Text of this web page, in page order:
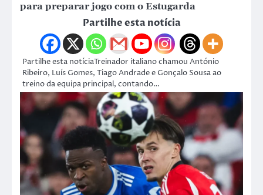
para preparar jogo com o Estugarda
Partilhe esta notícia
Partilhe esta notíciaTreinador italiano chamou António
Ribeiro, Luís Gomes, Tiago Andrade e Gonçalo Sousa ao
treino da equipa principal, contando…